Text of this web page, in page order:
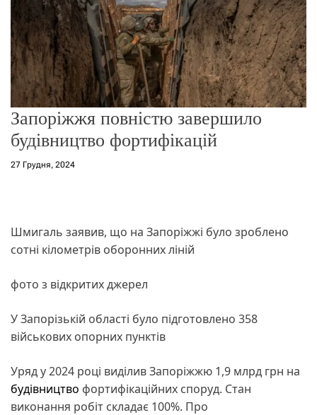
Запоріжжя повністю завершило
будівництво фортифікацій
27 Грудня, 2024
Шмигаль заявив, що на Запоріжжі було зроблено
сотні кілометрів оборонних ліній
фото з відкритих джерел
У Запорізькій області було підготовлено 358
військових опорних пунктів
Уряд у 2024 році виділив Запоріжжю 1,9 млрд грн на
будівництво фортифікаційних споруд. Стан
виконання робіт складає 100%. Про